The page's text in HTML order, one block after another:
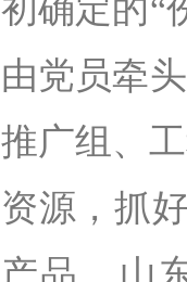
初确定的“
由党员牵
推广组、
资源，抓